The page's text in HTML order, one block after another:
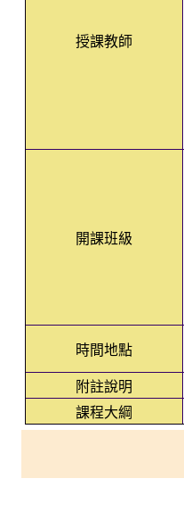
授課教師
開課班級
時間地點
附註說明
課程大綱